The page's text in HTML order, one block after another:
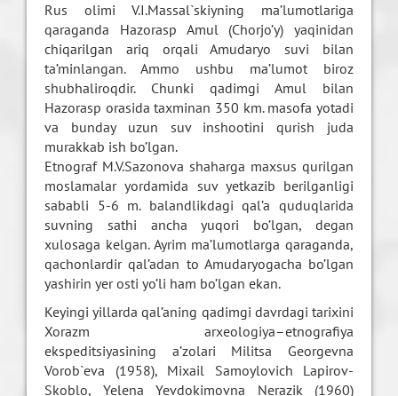
Rus olimi V.I.Massal`skiyning ma’lumotlariga
qaraganda Hazorasp Amul (Chorjo’y) yaqinidan
chiqarilgan ariq orqali Amudaryo suvi bilan
ta’minlangan. Ammo ushbu ma’lumot biroz
shubhaliroqdir. Chunki qadimgi Amul bilan
Hazorasp orasida taxminan 350 km. masofa yotadi
va bunday uzun suv inshootini qurish juda
murakkab ish bo’lgan.
Etnograf M.V.Sazonova shaharga maxsus qurilgan
moslamalar yordamida suv yetkazib berilganligi
sababli 5-6 m. balandlikdagi qal’a quduqlarida
suvning sathi ancha yuqori bo’lgan, degan
xulosaga kelgan. Ayrim ma’lumotlarga qaraganda,
qachonlardir qal’adan to Amudaryogacha bo’lgan
yashirin yer osti yo’li ham bo’lgan ekan.
Keyingi yillarda qal’aning qadimgi davrdagi tarixini
Xorazm arxeologiya–etnografiya
ekspeditsiyasining a’zolari Militsa Georgevna
Vorob`eva (1958), Mixail Samoylovich Lapirov-
Skoblo, Yelena Yevdokimovna Nerazik (1960)